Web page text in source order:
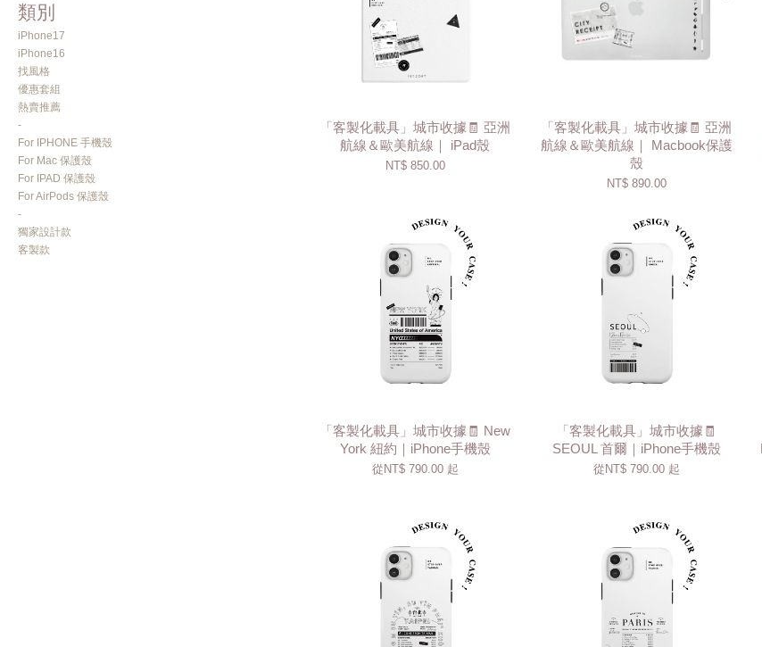
類別
iPhone17
iPhone16
找風格
優惠套組
熱賣推薦
-
For IPHONE 手機殼
For Mac 保護殼
For IPAD 保護殼
For AirPods 保護殼
-
獨家設計款
客製款
「客製化載具」城市收據🧾 亞洲
航線＆歐美航線｜ iPad殼
NT$ 850.00
「客製化載具」城市收據🧾 亞洲
航線＆歐美航線｜ Macbook保護
殼
NT$ 890.00
「客製化載具」城市收據🧾 New
York 紐約｜iPhone手機殼
從NT$ 790.00 起
「客製化載具」城市收據🧾
SEOUL 首爾｜iPhone手機殼
從NT$ 790.00 起